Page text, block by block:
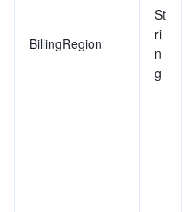
BillingRegion
St
ri
n
g